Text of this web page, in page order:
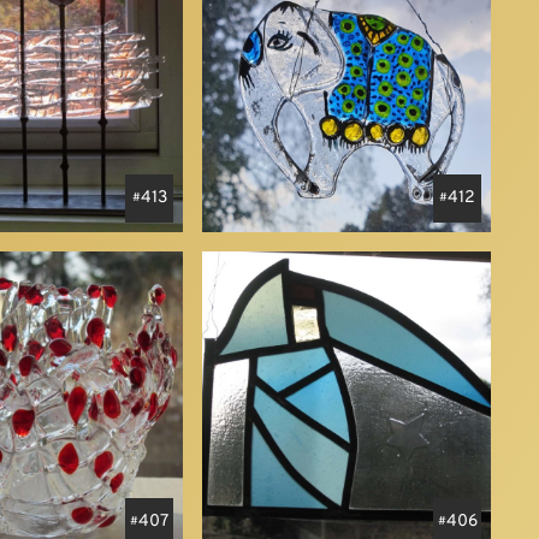
413 412
407 406